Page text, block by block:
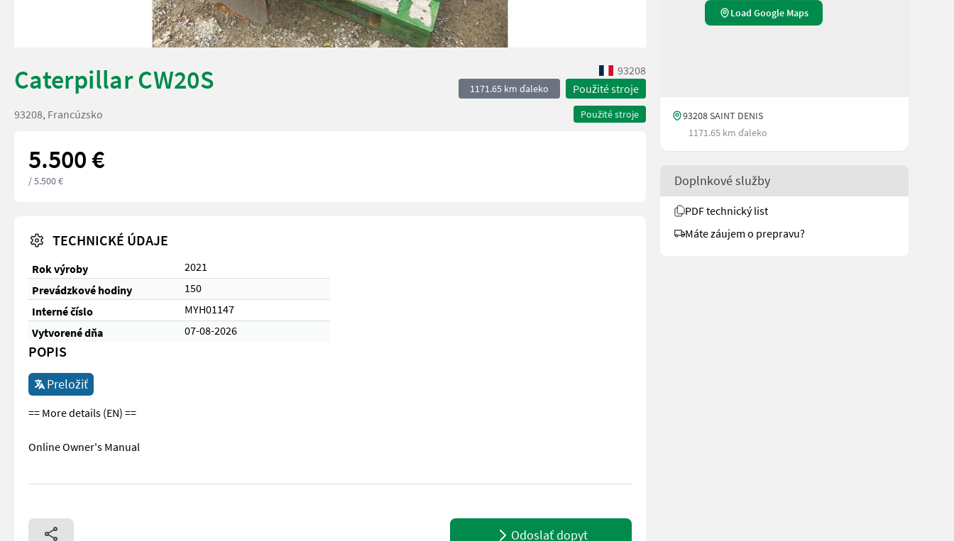
Caterpillar CW20S 93208
1171.65 km ďaleko Použité stroje
Použité stroje
93208, Francúzsko
5.500 €
/ 5.500 €
TECHNICKÉ ÚDAJE
Rok výroby
2021
Prevádzkové hodiny
150
Interné číslo
MYH01147
Vytvorené dňa
07-08-2026
POPIS
Preložiť
== More details (EN) ==
Online Owner's Manual
== More details (EN) == Online Owner's Manual
Odoslať dopyt
Load Google Maps
93208 SAINT DENIS
1171.65 km ďaleko
Doplnkové služby
PDF technický list
Máte záujem o prepravu?